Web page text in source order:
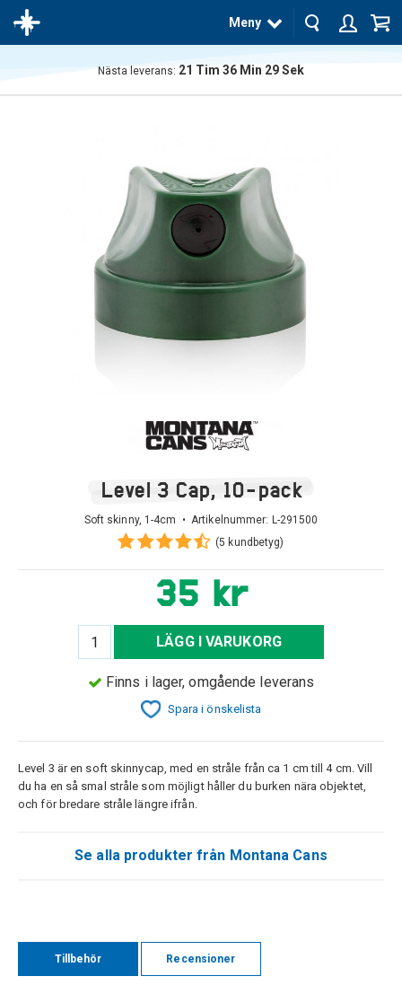
Meny
Nästa leverans: 21 Tim 36 Min 28Sek
Level 3 Cap, 10-pack
Soft skinny, 1-4cm • Artikelnummer: L-291500
(5 kundbetyg)
35 kr
LÄGG I VARUKORG
Finns i lager, omgående leverans
Spara i önskelista
Level 3 är en soft skinnycap, med en stråle från ca 1 cm till 4 cm. Vill
du ha en så smal stråle som möjligt håller du burken nära objektet,
och för bredare stråle längre ifrån.
Se alla produkter från Montana Cans
Tillbehör Recensioner